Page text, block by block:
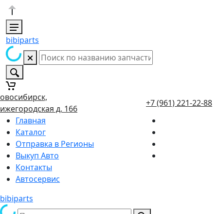
bibiparts
д. 166
+7 (961) 221-22-88
Главная
Каталог
Отправка в Регионы
Выкуп Авто
Контакты
Автосервис
bibiparts